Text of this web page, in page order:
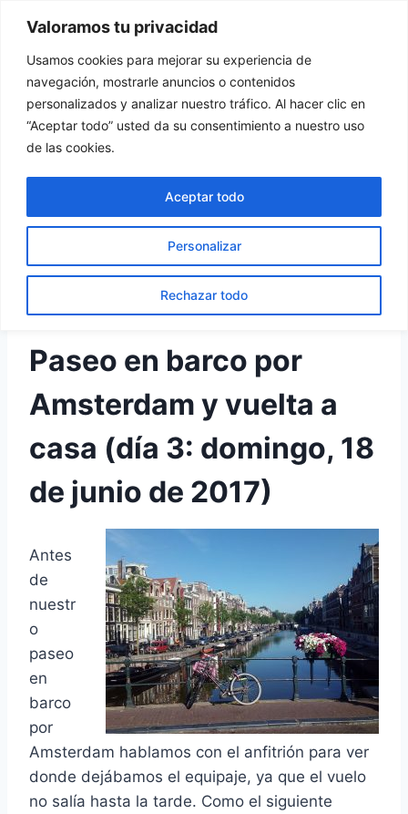
Valoramos tu privacidad
Usamos cookies para mejorar su experiencia de
navegación, mostrarle anuncios o contenidos
personalizados y analizar nuestro tráfico. Al hacer clic en
“Aceptar todo” usted da su consentimiento a nuestro uso
de las cookies.
Personalizar
Rechazar todo
Aceptar todo
contenido
Tu Rincón del Viajero
HOLANDA
Paseo en barco por
Amsterdam y vuelta a
casa
8 agosto, 2017
Paseo en barco por
Amsterdam y vuelta a
casa (día 3: domingo, 18
de junio de 2017)
Antes
de
nuestr
o
paseo
en
barco
por
Amsterdam hablamos con el anfitrión para ver
donde dejábamos el equipaje, ya que el vuelo
no salía hasta la tarde. Como el siguiente